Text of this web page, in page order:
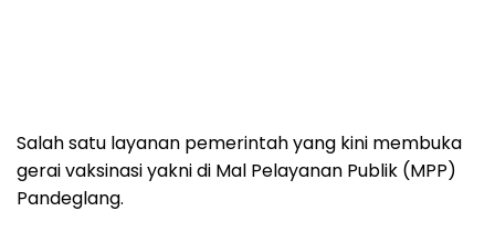
Salah satu layanan pemerintah yang kini membuka
gerai vaksinasi yakni di Mal Pelayanan Publik (MPP)
Pandeglang.